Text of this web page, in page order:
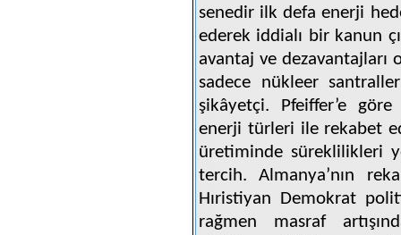
senedir ilk defa enerji
ederek iddialı bir kanun
avantaj ve dezavantajları
sadece nükleer
şikâyetçi. Pfeiffer’e
enerji türleri ile rekabet
üretiminde süreklilikleri
tercih. Almanya’nın
Hıristiyan Demokrat
rağmen masraf